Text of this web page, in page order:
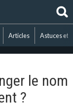
Articles Astuces et
le nom
?